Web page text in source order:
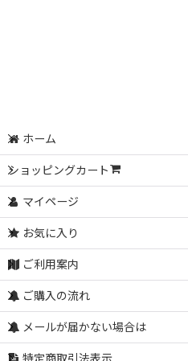
ホーム
ショッピングカート
マイページ
お気に入り
ご利用案内
ご購入の流れ
メールが届かない場合は